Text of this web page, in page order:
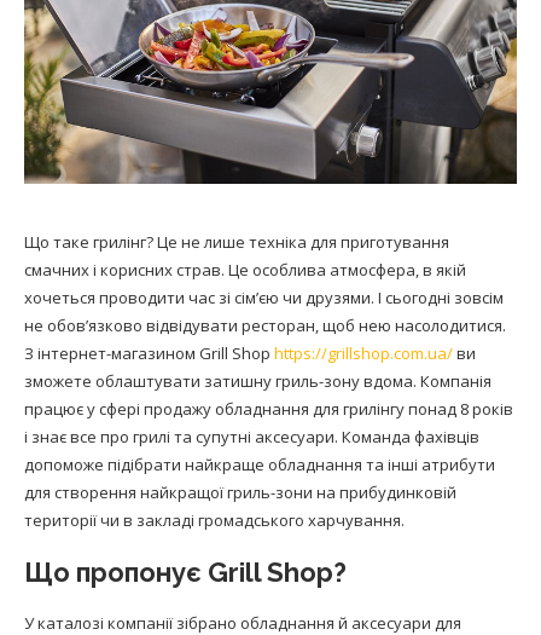
Що таке грилінг? Це не лише техніка для приготування
смачних і корисних страв. Це особлива атмосфера, в якій
хочеться проводити час зі сім’єю чи друзями. І сьогодні зовсім
не обов’язково відвідувати ресторан, щоб нею насолодитися.
З інтернет-магазином Grill Shop https://grillshop.com.ua/ви
зможете облаштувати затишну гриль-зону вдома. Компанія
працює у сфері продажу обладнання для грилінгу понад 8 років
і знає все про грилі та супутні аксесуари. Команда фахівців
допоможе підібрати найкраще обладнання та інші атрибути
для створення найкращої гриль-зони на прибудинковій
території чи в закладі громадського харчування.
Що пропонує Grill Shop?
У каталозі компанії зібрано обладнання й аксесуари для